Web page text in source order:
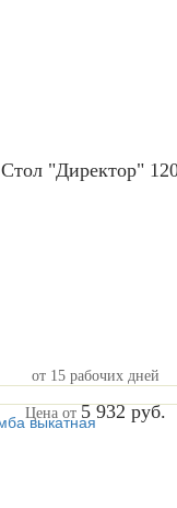
Стол "Директор"
от 15 рабочих дней
Цена от 5 932 руб.